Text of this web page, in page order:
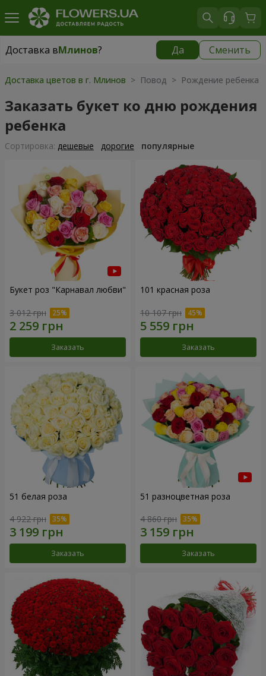
Доставка вМлинов? Да Сменить
Доставка вМлинов|
Доставка цветов в г. Млинов > Повод > Рождение ребенка
Заказать букет ко дню рождения
ребенка
Cортировка: дешевые дорогие популярные
Букет роз "Карнавал любви"
3 012 грн
Заказать
101 красная роза
10 107 грн
Заказать
51 белая роза
4 922 грн
Заказать
51 разноцветная роза
4 860 грн
Заказать